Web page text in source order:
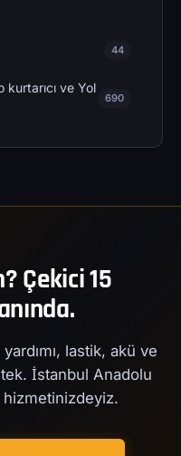
44
ve Yol
690
Çekici 15
lastik, akü ve
İstanbul Anadolu
hizmetinizdeyiz.